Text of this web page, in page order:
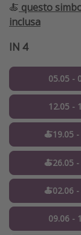
🍝 questo
inclusa
IN 4
05.05 -
12.05 -
🍝19.05
🍝26.05
🍝02.06
09.06 -